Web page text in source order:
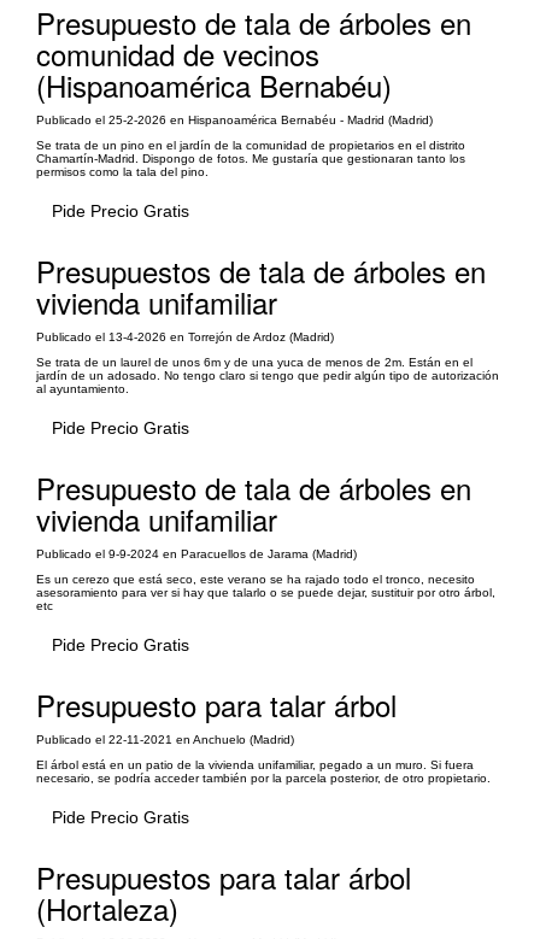
Presupuesto de tala de árboles en
comunidad de vecinos
(Hispanoamérica Bernabéu)
Publicado el 25-2-2026 en Hispanoamérica Bernabéu - Madrid (Madrid)
Se trata de un pino en el jardín de la comunidad de propietarios en el distrito
Chamartín-Madrid. Dispongo de fotos. Me gustaría que gestionaran tanto los
permisos como la tala del pino.
Pide Precio Gratis
Presupuestos de tala de árboles en
vivienda unifamiliar
Publicado el 13-4-2026 en Torrejón de Ardoz (Madrid)
Se trata de un laurel de unos 6m y de una yuca de menos de 2m. Están en el
jardín de un adosado. No tengo claro si tengo que pedir algún tipo de autorización
al ayuntamiento.
Pide Precio Gratis
Presupuesto de tala de árboles en
vivienda unifamiliar
Publicado el 9-9-2024 en Paracuellos de Jarama (Madrid)
Es un cerezo que está seco, este verano se ha rajado todo el tronco, necesito
asesoramiento para ver si hay que talarlo o se puede dejar, sustituir por otro árbol,
etc
Pide Precio Gratis
Presupuesto para talar árbol
Publicado el 22-11-2021 en Anchuelo (Madrid)
El árbol está en un patio de la vivienda unifamiliar, pegado a un muro. Si fuera
necesario, se podría acceder también por la parcela posterior, de otro propietario.
Pide Precio Gratis
Presupuestos para talar árbol
(Hortaleza)